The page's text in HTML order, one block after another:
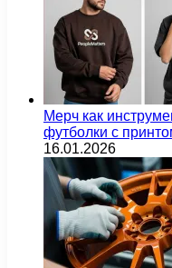
Мерч как
футболки с
16.01.2026